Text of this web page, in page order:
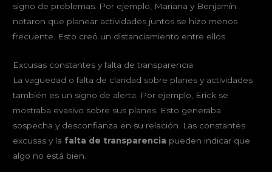
signo de problemas. Por ejemplo, Mariana y Benjamín
notaron que planear actividades juntos se hizo menos
frecuente. Esto creó un distanciamiento entre ellos.
Excusas constantes y falta de transparencia
La vaguedad o falta de claridad sobre planes y actividades
también es un signo de alerta. Por ejemplo, Erick se
mostraba evasivo sobre sus planes. Esto generaba
sospecha y desconfianza en su relación. Las constantes
excusas y la falta de transparencia pueden indicar que
algo no está bien.